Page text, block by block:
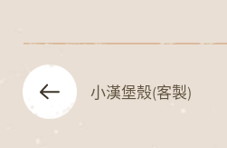
小漢堡殼(客製)